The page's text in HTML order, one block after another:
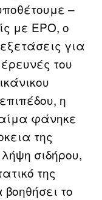
–
με ΕΡΟ, ο
για
του
η
φάνηκε
της
σιδήρου,
της
το